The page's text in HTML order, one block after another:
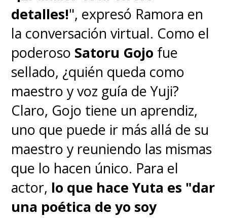
detalles!", expresó Ramora en
la conversación virtual. Como el
poderoso Satoru Gojo fue
sellado, ¿quién queda como
maestro y voz guía de Yuji?
Claro, Gojo tiene un aprendiz,
uno que puede ir más allá de su
maestro y reuniendo las mismas
que lo hacen único. Para el
actor, lo que hace Yuta es "dar
una poética de yo soy